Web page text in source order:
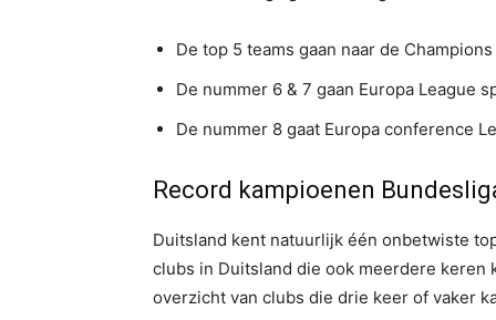
De top 5 teams gaan naar de
De nummer 6 & 7 gaan Europa League
De nummer 8 gaat Europa conference
Record kampioenen
Duitsland kent natuurlijk één onbetwiste
clubs in Duitsland die ook meerdere
overzicht van clubs die drie keer of vaker